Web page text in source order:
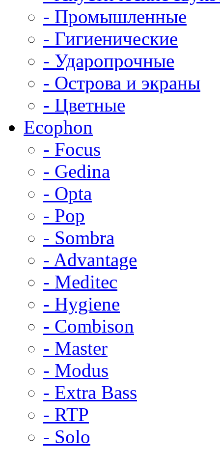
- Промышленные
- Гигиенические
- Ударопрочные
- Острова и экраны
- Цветные
Ecophon
- Focus
- Gedina
- Opta
- Pop
- Sombra
- Advantage
- Meditec
- Hygiene
- Combison
- Master
- Modus
- Extra Bass
- RTP
- Solo